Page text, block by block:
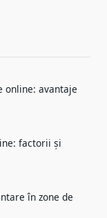
online: avantaje
factorii și
în zone de